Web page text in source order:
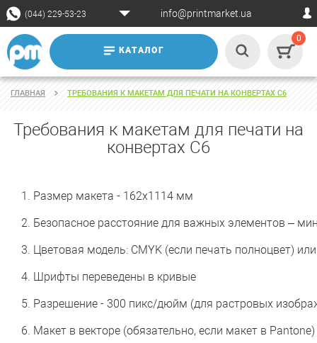
(044) 229-53-23 info@printmarket.ua
КАТАЛОГ
0
ГЛАВНАЯ ТРЕБОВАНИЯ К МАКЕТАМ ДЛЯ ПЕЧАТИ НА КОНВЕРТАХ С6
Требования к макетам для печати на
конвертах С6
1. Размер макета - 162х1114 мм
2. Безопасное расстояние для важных элементов –
3. Цветовая модель: CMYK (если печать полноцвет)
4. Шрифты переведены в кривые
5. Разрешение - 300 пикс/дюйм (для растровых
6. Макет в векторе (обязательно, если макет в Pantone)